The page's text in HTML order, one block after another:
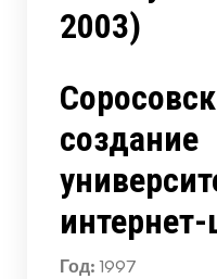
2003)
создание
Год:1997